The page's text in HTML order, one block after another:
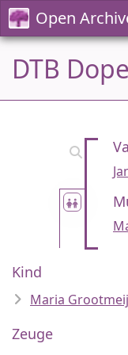
Open
DTB
Kind
Maria
Zeuge